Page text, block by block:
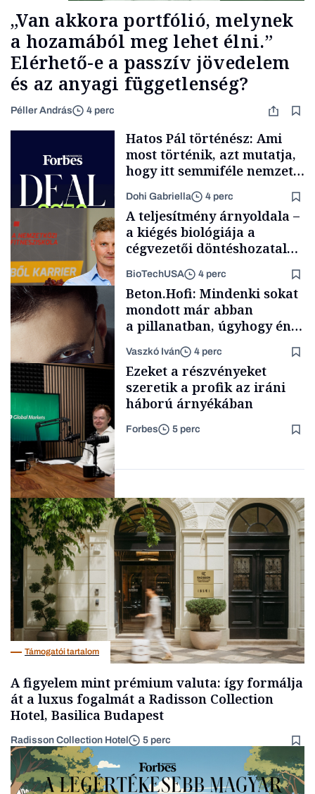
„Van akkora portfólió, melynek
a hozamából meg lehet élni.”
Elérhető-e a passzív jövedelem
és az anyagi függetlenség?
Péller András 4 perc
Podcast
Hatos Pál történész: Ami
most történik, azt mutatja,
hogy itt semmiféle nemzeti
értéktelített jobboldali
médiáról nem volt szó
Dohi Gabriella 4 perc
Content Lab HUB
A teljesítmény árnyoldala –
a kiégés biológiája a
cégvezetői döntéshozatal
BioTechUSA 4 perc
Forbes-sztori
Beton.Hofi: Mindenki sokat
mondott már abban
a pillanatban, úgyhogy én
gondolataimat akartam
kimondani
Vaszkó Iván 4 perc
Befektetés
Ezeket a részvényeket
szeretik a profik az iráni
háború árnyékában
Forbes 5 perc
Támogatói tartalom
A figyelem mint prémium valuta: így formálja
át a luxus fogalmát a Radisson Collection
Hotel, Basilica Budapest
Radisson Collection Hotel 5 perc